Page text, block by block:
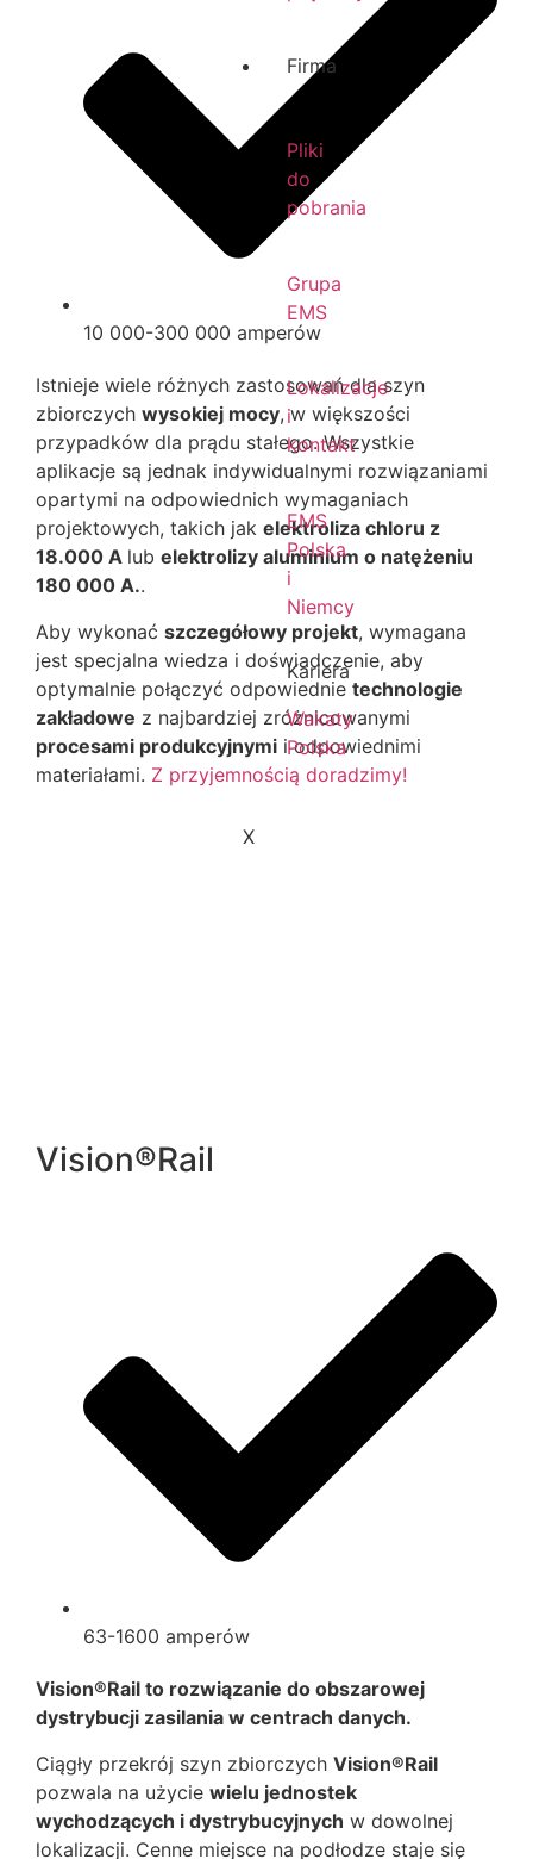
Firma
Pliki
do
pobrania
Grupa
EMS
Lokalizacje
i
kontakt
EMS
Polska
i
Niemcy
Kariera
Wakaty
Polska
X
10 000-300 000 amperów
Istnieje wiele różnych zastosowań dla szyn
zbiorczych wysokiej mocy, w większości
przypadków dla prądu stałego.Wszystkie
aplikacje są jednak indywidualnymi rozwiązaniami
opartymi na odpowiednich wymaganiach
projektowych, takich jak elektroliza chloru z
18.000 A lub elektrolizy aluminium o natężeniu
180 000 A..
Aby wykonać szczegółowy projekt, wymagana
jest specjalna wiedza i doświadczenie, aby
optymalnie połączyć odpowiednie technologie
zakładowe z najbardziej zróżnicowanymi
procesami produkcyjnymi i odpowiednimi
materiałami. Z przyjemnością doradzimy!
Vision®Rail
63-1600 amperów
Vision®Rail to rozwiązanie do obszarowej
dystrybucji zasilania w centrach danych.
Ciągły przekrój szyn zbiorczych Vision®Rail
pozwala na użycie wielu jednostek
wychodzących i dystrybucyjnych w dowolnej
lokalizacji. Cenne miejsce na podłodze staje się